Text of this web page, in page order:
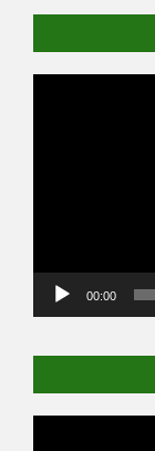
00:00